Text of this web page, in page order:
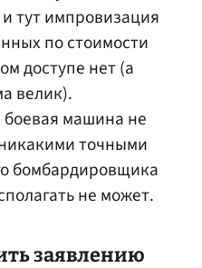
тут импровизация
по стоимости
доступе нет (а
велик).
машина не
точными
бомбардировщика
не может.
заявлению